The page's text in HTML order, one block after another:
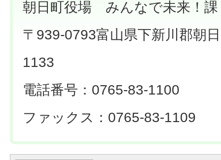
朝日町役場 みんなで未来！課
〒939-0793富山県下新川郡朝
1133
電話番号：0765-83-1100
ファックス：0765-83-1109